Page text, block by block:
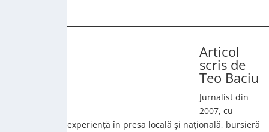
Articol
scris de
Teo Baciu
Jurnalist din
2007, cu
experiență în presa locală și națională, bursieră